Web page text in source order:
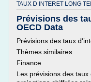
TAUX D INTERET LONG
Prévisions des
OECD Data
Prévisions des taux
Thèmes similaires
Finance
Les prévisions des